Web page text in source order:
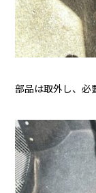
部品は取外し、必